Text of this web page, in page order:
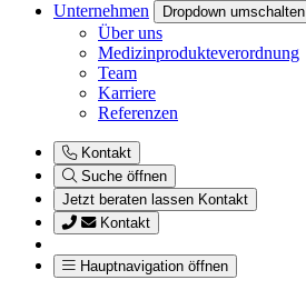
Unternehmen
Dropdown umschalten
Über uns
Medizinprodukteverordnung
Team
Karriere
Referenzen
Kontakt
Suche öffnen
Jetzt beraten lassen Kontakt
Kontakt
Hauptnavigation öffnen